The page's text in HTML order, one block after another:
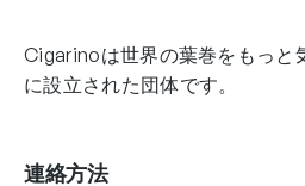
Cigarinoは世界の葉巻をもっと
に設立された団体です。
連絡方法